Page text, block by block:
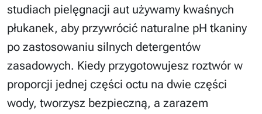
studiach pielęgnacji aut używamy kwaśnych
płukanek, aby przywrócić naturalne pH tkaniny
po zastosowaniu silnych detergentów
zasadowych. Kiedy przygotowujesz roztwór w
proporcji jednej części octu na dwie części
wody, tworzysz bezpieczną, a zarazem